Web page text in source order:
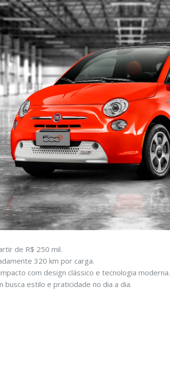
de R$ 250 mil.
320 km por carga.
com design clássico e tecnologia moderna.
busca estilo e praticidade no dia a dia.